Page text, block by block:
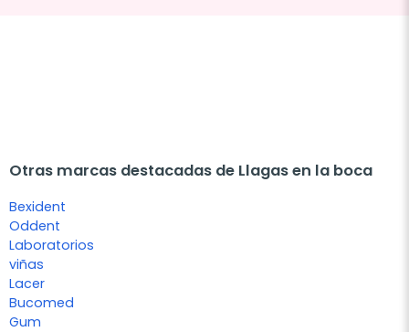
Otras marcas destacadas de Llagas en la boca
Bexident
Oddent
Laboratorios
viñas
Lacer
Bucomed
Gum